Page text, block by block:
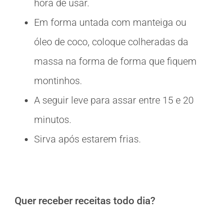
hora de usar.
Em forma untada com manteiga ou
óleo de coco, coloque colheradas da
massa na forma de forma que fiquem
montinhos.
A seguir leve para assar entre 15 e 20
minutos.
Sirva após estarem frias.
Quer receber receitas todo dia?